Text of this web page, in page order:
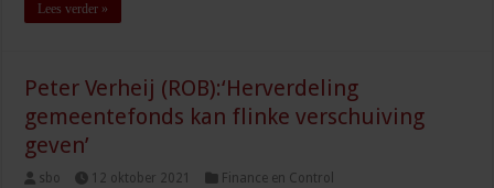
Lees verder »
Peter Verheij (ROB):‘Herverdeling
gemeentefonds kan flinke verschuiving
geven’
sbo 12 oktober 2021 Finance en Control